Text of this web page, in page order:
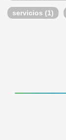
servicios (1)